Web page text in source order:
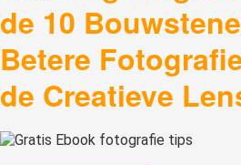
de 10
Betere
de Creatieve